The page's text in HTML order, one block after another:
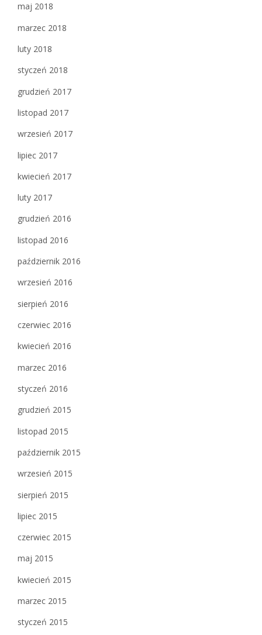
maj 2018
marzec 2018
luty 2018
styczeń 2018
grudzień 2017
listopad 2017
wrzesień 2017
lipiec 2017
kwiecień 2017
luty 2017
grudzień 2016
listopad 2016
październik 2016
wrzesień 2016
sierpień 2016
czerwiec 2016
kwiecień 2016
marzec 2016
styczeń 2016
grudzień 2015
listopad 2015
październik 2015
wrzesień 2015
sierpień 2015
lipiec 2015
czerwiec 2015
maj 2015
kwiecień 2015
marzec 2015
styczeń 2015